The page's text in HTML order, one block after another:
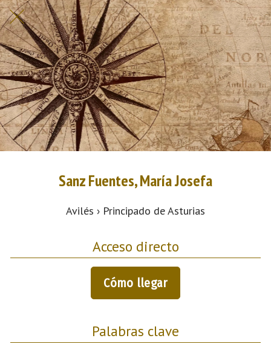
Sanz Fuentes, María Josefa
Avilés › Principado de Asturias
Acceso directo
Cómo llegar
Palabras clave